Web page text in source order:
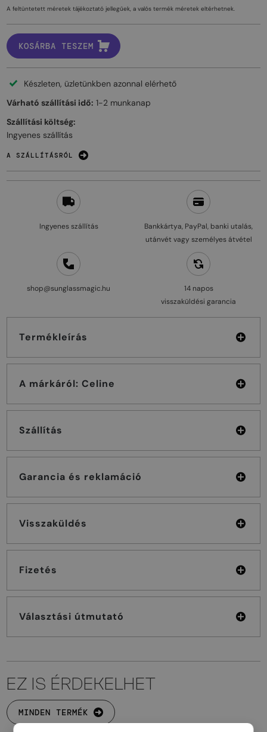
Ingyenes szállítás
Bankkártya, PayPal, banki utalás,
utánvét vagy személyes átvétel
shop@sunglassmagic.hu
14 napos
visszaküldési garancia
Termékleírás
A márkáról: Celine
Szállítás
Garancia és reklamáció
Visszaküldés
Fizetés
Választási útmutató
A feltüntetett méretek tájékoztató jellegűek, a valós termék méretek eltérhetnek.
KOSÁRBA TESZEM
Készleten, üzletünkben azonnal elérhető
Várható szállítási idő: 1-2 munkanap
Szállítási költség:
Ingyenes szállítás
A SZÁLLÍTÁSRÓL
EZ IS ÉRDEKELHET
MINDEN TERMÉK